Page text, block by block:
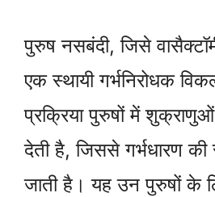
पुरुष नसबंदी, जिसे
एक स्थायी गर्भनिरोधक
प्रक्रिया पुरुषों में
देती है, जिससे गर्भधारण की
जाती है। यह उन पुरुषों के